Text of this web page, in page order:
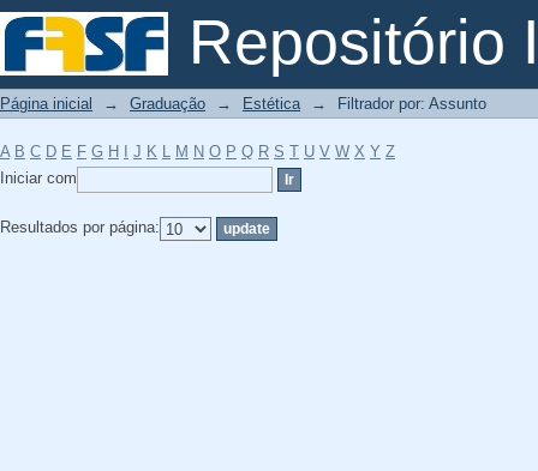
Repositório
Filtrador por: Assunto
Página inicial → Graduação → Estética → Filtrador por: Assunto
A B C D E F G H J K L M N O P Q R S T U V W X Y Z
Iniciar com
Resultados por página: